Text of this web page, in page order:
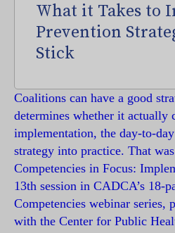
What it Takes to
Prevention
Stick
Coalitions can have a good
determines whether it actually
implementation, the day-to-
strategy into practice. That
Competencies in Focus:
13th session in CADCA’s 18-
Competencies webinar series,
with the Center for Public